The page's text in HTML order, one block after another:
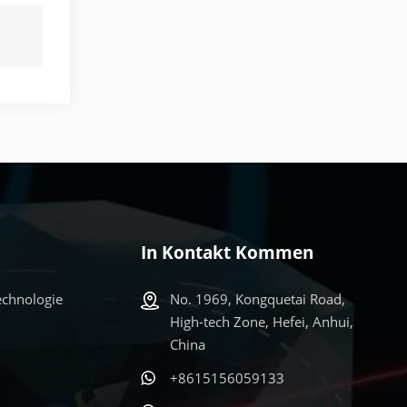
In Kontakt Kommen
No. 1969, Kongquetai Road,
High-tech Zone, Hefei, Anhui,
China
+8615156059133